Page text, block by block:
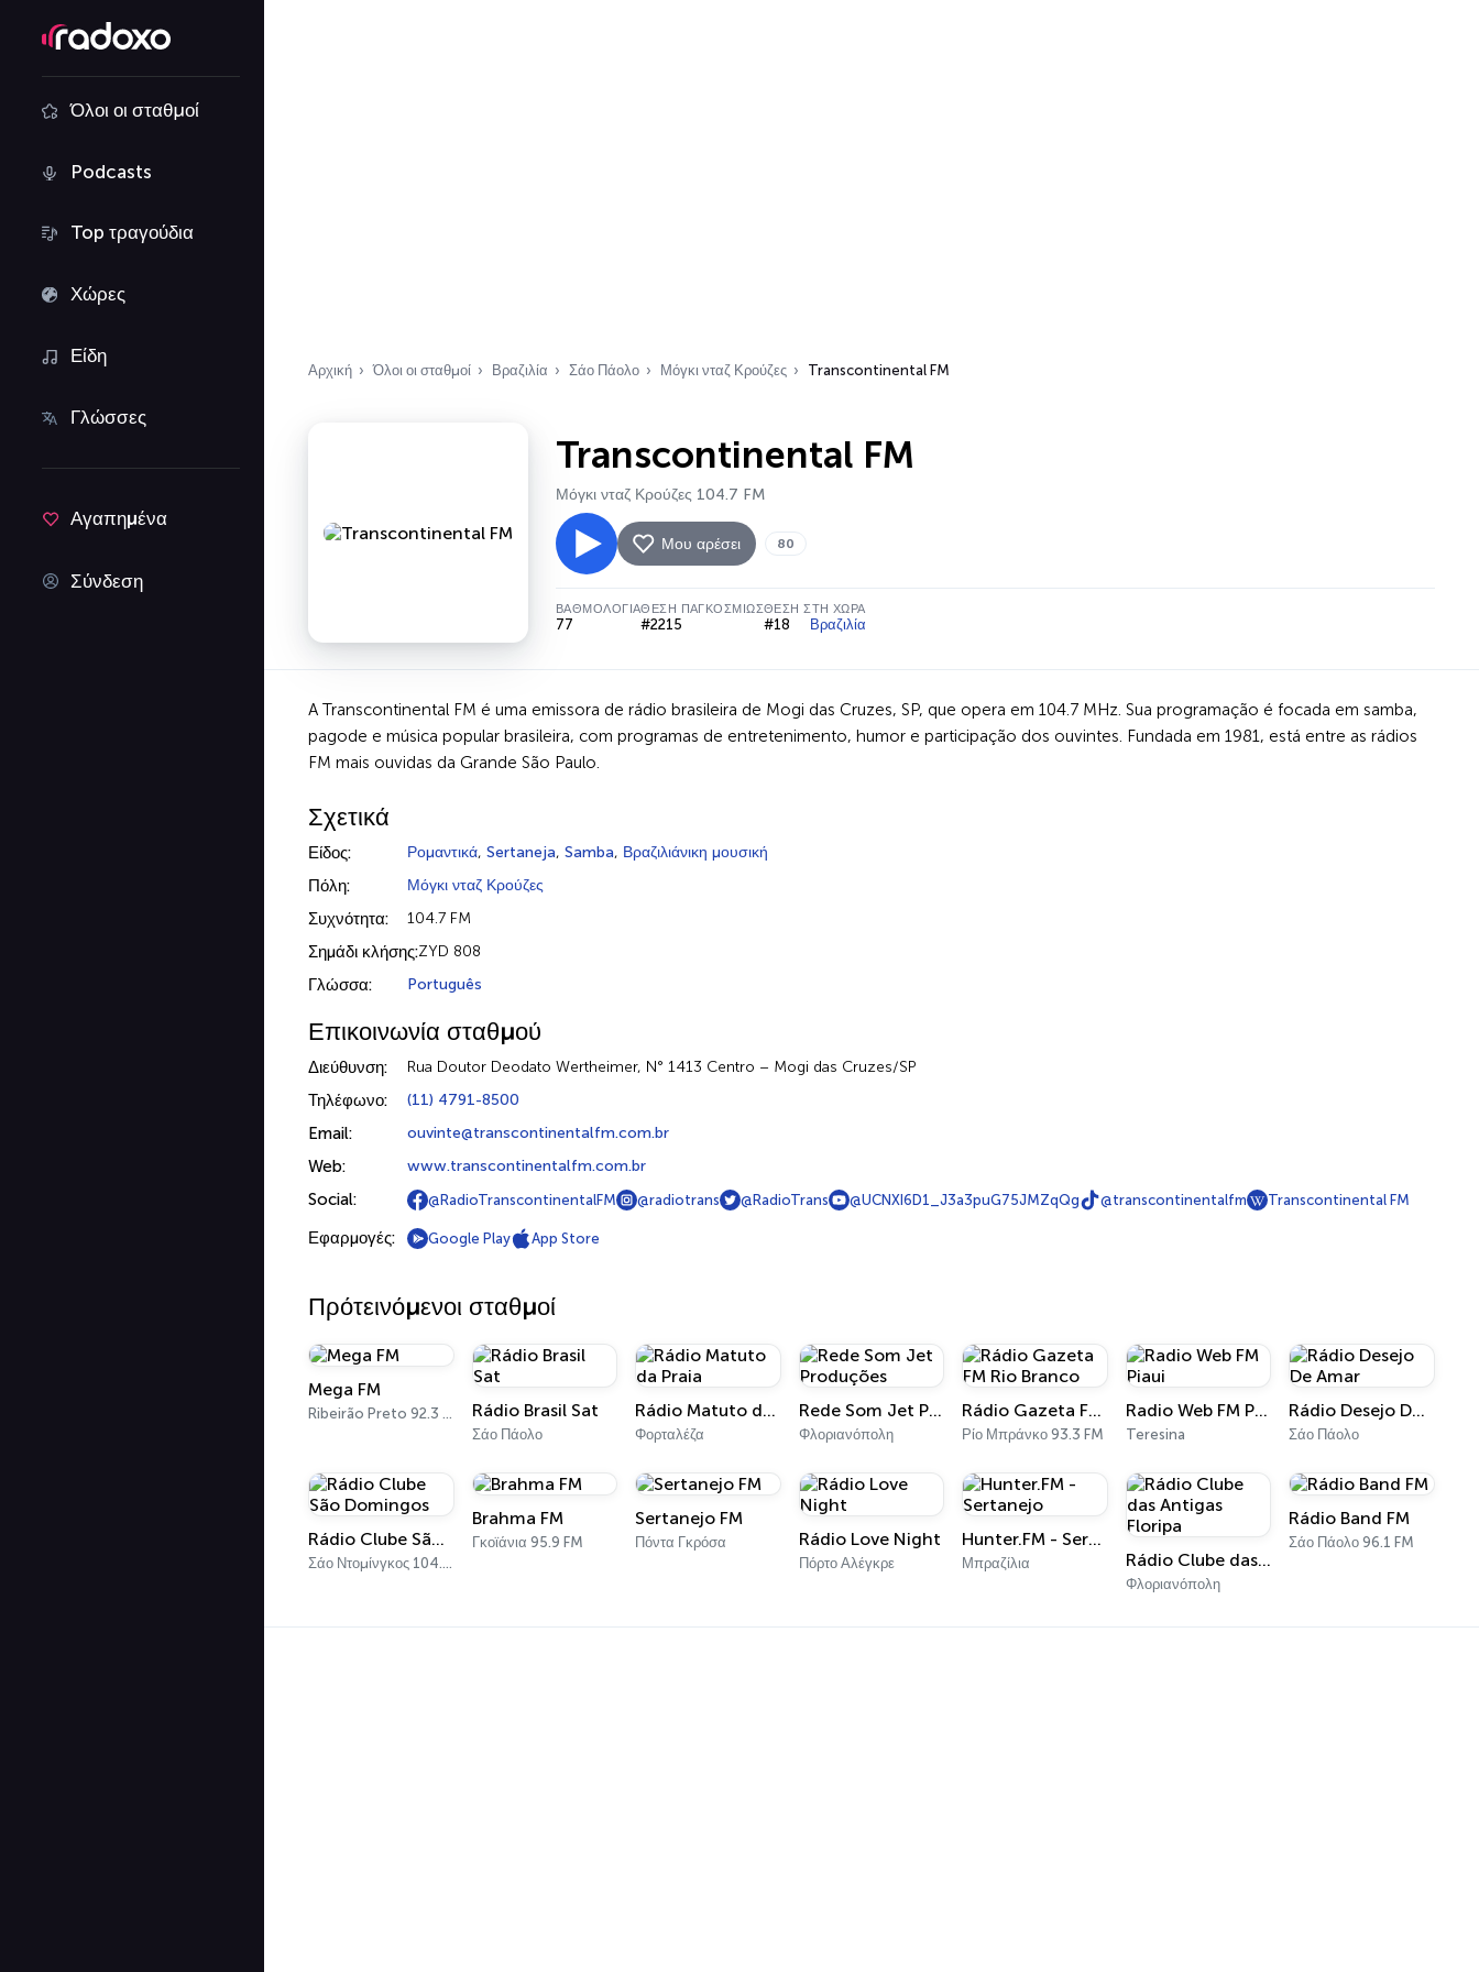
Όλοι οι σταθμοί
Podcasts
Top τραγούδια
Χώρες
Είδη
Γλώσσες
Αγαπημένα
Σύνδεση
Αρχική Όλοι οι σταθμοί Βραζιλία Σάο Πάολο Μόγκι νταζ Κρούζες Transcontinental FM
Transcontinental FM
Μόγκι νταζ Κρούζες 104.7 FM
Μου αρέσει 80
ΒΑΘΜΟΛΟΓΊΑ
77
ΘΈΣΗ ΠΑΓΚΟΣΜΊΩΣ
#2215
ΘΈΣΗ ΣΤΗ ΧΏΡΑ
#18 Βραζιλία
A Transcontinental FM é uma emissora de rádio brasileira de Mogi das Cruzes, SP, que opera em 104.7 MHz. Sua programação é focada em samba,
pagode e música popular brasileira, com programas de entretenimento, humor e participação dos ouvintes. Fundada em 1981, está entre as rádios
FM mais ouvidas da Grande São Paulo.
Σχετικά
Είδος: Ρομαντικά, Sertaneja, Samba, Βραζιλιάνικη μουσική
Πόλη: Μόγκι νταζ Κρούζες
Συχνότητα: 104.7 FM
Σημάδι κλήσης:ZYD 808
Γλώσσα: Português
Επικοινωνία σταθμού
Διεύθυνση: Rua Doutor Deodato Wertheimer, N° 1413 Centro – Mogi das Cruzes/SP
Τηλέφωνο: (11) 4791-8500
Email: ouvinte@transcontinentalfm.com.br
Web: www.transcontinentalfm.com.br
Social: @RadioTranscontinentalFM @radiotrans @RadioTrans @UCNXI6D1_J3a3puG75JMZqQg @transcontinentalfm Transcontinental FM
Εφαρμογές: Google Play App Store
Πρότεινόμενοι σταθμοί
Mega FM
Ribeirão Preto 92.3 FM Rádio Brasil Sat
Σάο Πάολο
Rádio Matuto da Praia
Φορταλέζα
Rede Som Jet Produções
Φλοριανόπολη
Rádio Gazeta FM Rio Branco
Ρίο Μπράνκο 93.3 FM
Radio Web FM Piaui
Teresina
Rádio Desejo De Amar
Σάο Πάολο
Rádio Clube São Domingos
Σάο Ντομίνγκος 104.3 FM
Brahma FM
Γκοϊάνια 95.9 FM
Sertanejo FM
Πόντα Γκρόσα Rádio Love Night
Πόρτο Αλέγκρε
Hunter.FM - Sertanejo
Μπραζίλια Rádio Clube das Antigas Floripa
Φλοριανόπολη
Rádio Band FM
Σάο Πάολο 96.1 FM